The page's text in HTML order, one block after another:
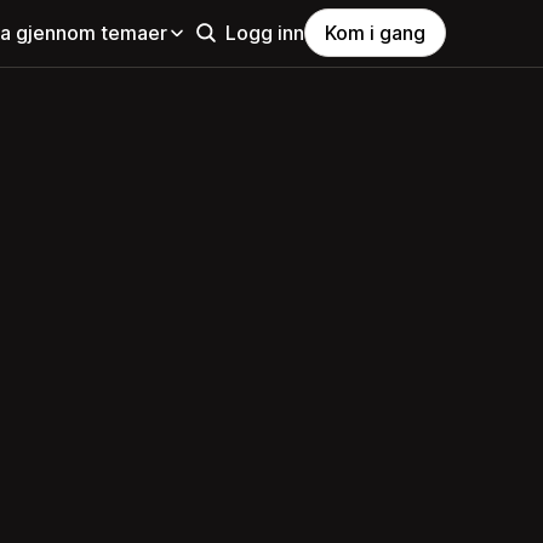
gjennom temaer Logg inn Kom i gang